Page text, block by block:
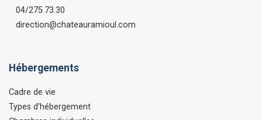
04/275.73.30
direction@chateauramioul.com
Hébergements
Cadre de vie
Types d'hébergement